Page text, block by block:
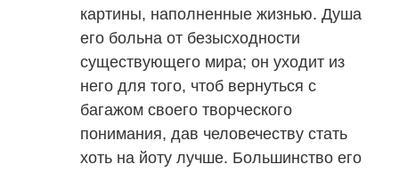
картины, наполненные жизнью. Душа
его больна от безысходности
существующего мира; он уходит из
него для того, чтоб вернуться с
багажом своего творческого
понимания, дав человечеству стать
хоть на йоту лучше. Большинство его